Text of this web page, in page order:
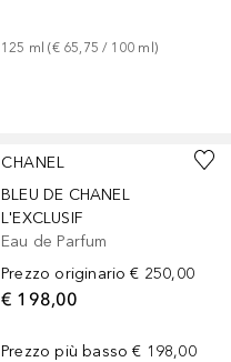
125 ml (€ 65,75 / 100 ml)
CHANEL
BLEU DE CHANEL
L'EXCLUSIF
Eau de Parfum
Prezzo originario € 250,00
€ 198,00
Prezzo più basso € 198,00